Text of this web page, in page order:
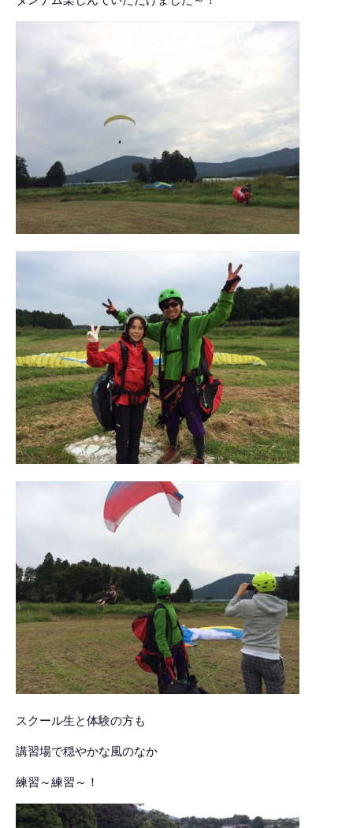
スクール生と体験の方も
講習場で穏やかな風のなか
練習～練習～！